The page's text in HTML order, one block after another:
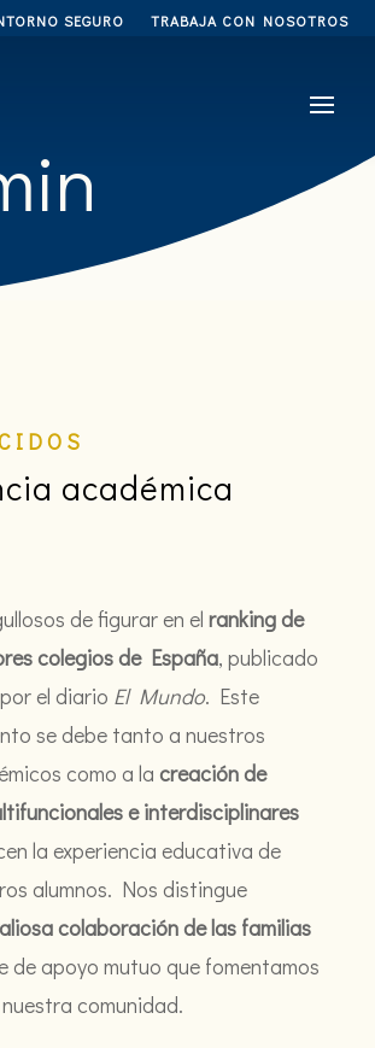
SEGURO TRABAJA CON NOSOTROS
académica
de figurar en el ranking de
colegios de España, publicado
el diario El Mundo. Este
se debe tanto a nuestros
como a la creación de
e interdisciplinares
la experiencia educativa de
alumnos. Nos distingue
colaboración de las familias
de apoyo mutuo que fomentamos
comunidad.